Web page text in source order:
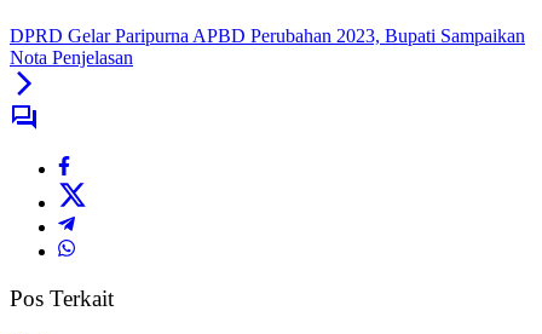
DPRD Gelar Paripurna APBD Perubahan 2023, Bupati Sampaikan
Nota Penjelasan
Pos Terkait